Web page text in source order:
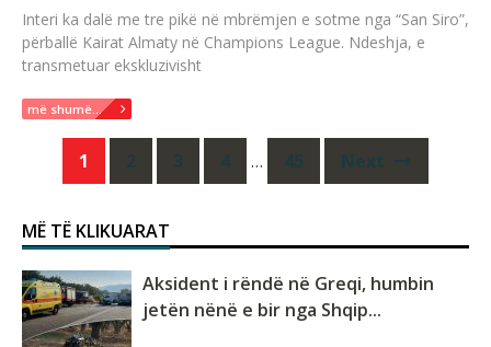
Interi ka dalë me tre pikë në mbrëmjen e sotme nga “San Siro”,
përballë Kairat Almaty në Champions League. Ndeshja, e
transmetuar ekskluzivisht
më shumë...
Posts
navigation
1 2 3 4 … 45 Next
MË TË KLIKUARAT
Aksident i rëndë në Greqi, humbin
jetën nënë e bir nga Shqip...